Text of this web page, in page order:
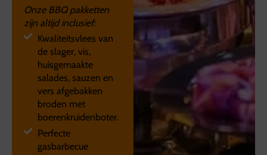
Onze BBQ pakketten
zijn altijd inclusief:
Kwaliteitsvlees van
de slager, vis,
huisgemaakte
salades, sauzen en
vers afgebakken
broden met
boerenkruidenboter.
Perfecte
gasbarbecue